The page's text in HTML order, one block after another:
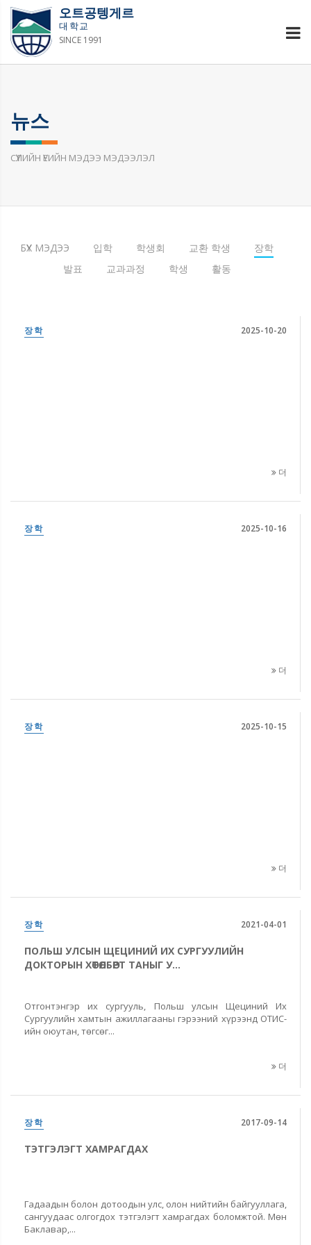
오트공텡게르
대학교
SINCE 1991
뉴스
СҮҮЛИЙН ҮЕИЙН МЭДЭЭ МЭДЭЭЛЭЛ
БҮХ МЭДЭЭ 입학 학생회 교환 학생
장학
발표
교과과정 학생 활동
장학 2025-10-20
더
장학 2025-10-16
더
장학 2025-10-15
더
장학 2021-04-01
ПОЛЬШ УЛСЫН ЩЕЦИНИЙ ИХ СУРГУУЛИЙН
ДОКТОРЫН ХӨТӨЛБӨРТ ТАНЫГ У...
Отгонтэнгэр их сургууль, Польш улсын Щециний Их
Сургуулийн хамтын ажиллагааны гэрээний хүрээнд ОТИС-
ийн оюутан, төгсөг...
더
장학 2017-09-14
ТЭТГЭЛЭГТ ХАМРАГДАХ
Гадаадын болон дотоодын улс, олон нийтийн байгууллага,
сангуудаас олгогдох тэтгэлэгт хамрагдах боломжтой. Мөн
Баклавар,...